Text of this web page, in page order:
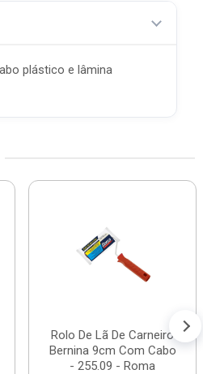
plástico e lâmina
Rolo De Lã De Carneiro
Bernina 9cm Com Cabo
- 255.09 - Roma